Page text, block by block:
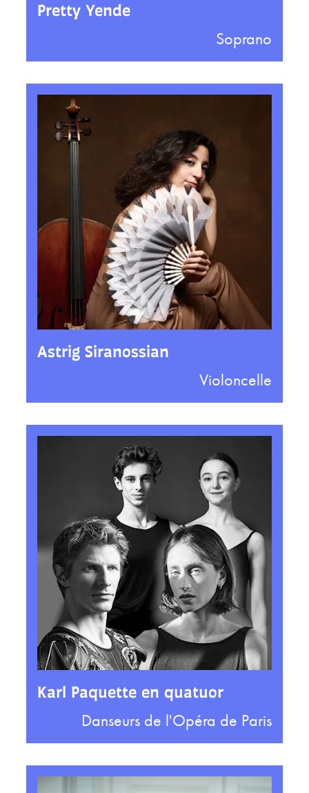
Pretty Yende
Soprano
Astrig Siranossian
Violoncelle
Karl Paquette en quatuor
Danseurs de l'Opéra de Paris